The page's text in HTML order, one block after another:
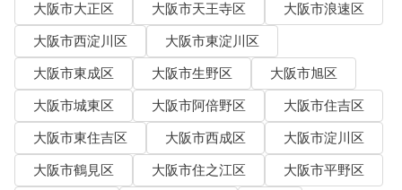
大阪市大正区
大阪市天王寺区
大阪市浪速区
大阪市西淀川区
大阪市東淀川区
大阪市東成区
大阪市生野区
大阪市旭区
大阪市城東区
大阪市阿倍野区
大阪市住吉区
大阪市東住吉区
大阪市西成区
大阪市淀川区
大阪市鶴見区
大阪市住之江区
大阪市平野区